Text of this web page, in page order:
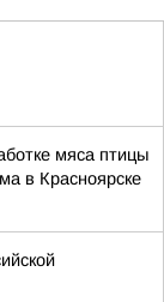
мяса птицы
в Красноярске